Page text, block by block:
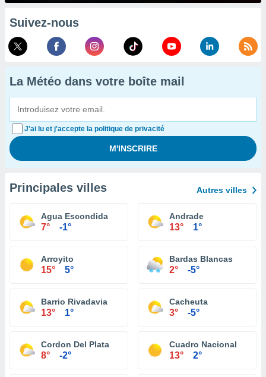
Suivez-nous
La Météo dans votre boîte mail
J'ai lu et j'accepte la politique de privacité
Principales villes Autres villes
Agua Escondida
7° -1°
Andrade
13° 1°
Arroyito
15° 5°
Bardas Blancas
2° -5°
Barrio Rivadavia
13° 1°
Cacheuta
3° -5°
Cordon Del Plata
8° -2°
Cuadro Nacional
13° 2°